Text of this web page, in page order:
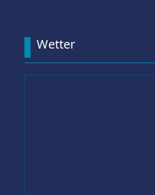
Wetter